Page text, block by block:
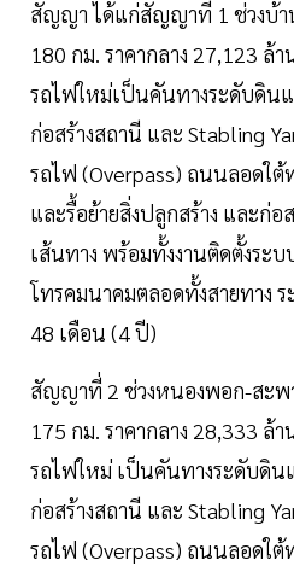
สัญญา ได้แก่สัญญาที่ 1 ช่วงบ้า
180 กม. ราคากลาง 27,123 ล้
รถไฟใหม่เป็นคันทางระดับดิน
ก่อสร้างสถานี และ Stabling
รถไฟ (Overpass) ถนนลอดใต้
และรื้อย้ายสิ่งปลูกสร้าง และก่อ
เส้นทาง พร้อมทั้งงานติดตั้งร
โทรคมนาคมตลอดทั้งสายทาง ร
48 เดือน (4 ปี)
สัญญาที่ 2 ช่วงหนองพอก-สะพ
175 กม. ราคากลาง 28,333 ล้
รถไฟใหม่ เป็นคันทางระดับดิน
ก่อสร้างสถานี และ Stabling
รถไฟ (Overpass) ถนนลอดใต้